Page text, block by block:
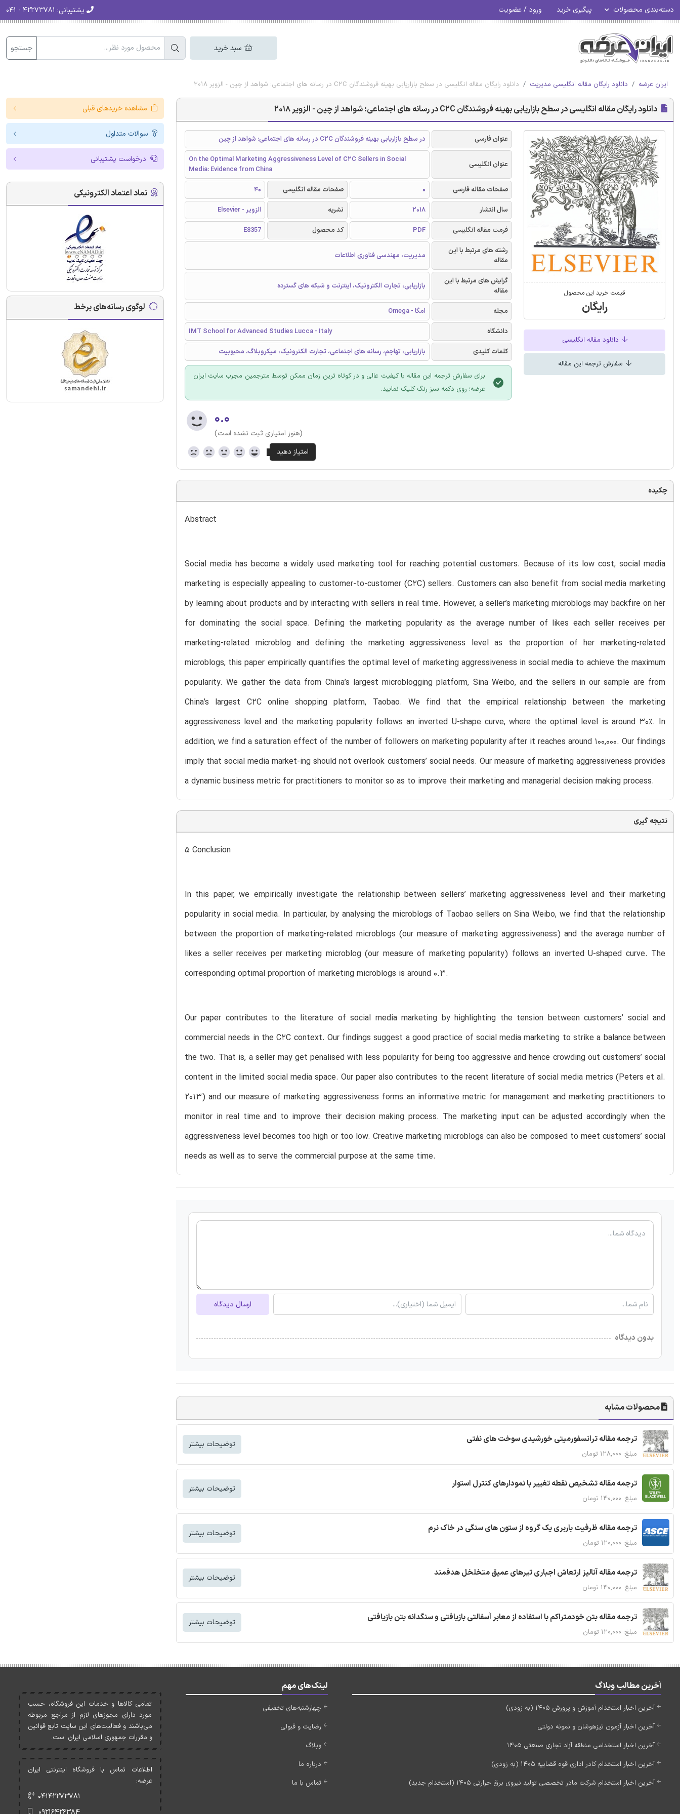
دسته‌بندی محصولات پیگیری خرید ورود / عضویت پشتیبانی:
سبد خرید جستجو
ایران عرضه دانلود رایگان مقاله انگلیسی مدیریت دانلود رایگان مقاله انگلیسی در سطح بازاریابی بهینه فروشندگان C2C در رسانه های اجتماعی: شواهد از چین - الزویر 2018
دانلود رایگان مقاله انگلیسی در سطح بازاریابی بهینه فروشندگان C2C در رسانه های اجتماعی: شواهد از چین - الزویر 2018
قیمت خرید این محصول
رایگان
دانلود مقاله انگلیسی
سفارش ترجمه این مقاله
عنوان فارسی در سطح بازاریابی بهینه فروشندگان C2C در رسانه های اجتماعی: شواهد از چین
عنوان انگلیسی
On the Optimal Marketing Aggressiveness Level of C2C Sellers in Social
Media: Evidence from China
صفحات مقاله فارسی
0 صفحات مقاله انگلیسی
40
سال انتشار
2018 نشریه
الزویر - Elsevier
فرمت مقاله انگلیسی
PDF کد محصول
E8357
رشته های مرتبط با این
مقاله
مدیریت، مهندسی فناوری اطلاعات
گرایش های مرتبط با این
مقاله
بازاریابی، تجارت الکترونیک، اینترنت و شبکه های گسترده
مجله
امگا - Omega
دانشگاه
IMT School for Advanced Studies Lucca - Italy
کلمات کلیدی
بازاریابی، تهاجم، رسانه های اجتماعی، تجارت الکترونیک، میکروبلاگ، محبوبیت
برای سفارش ترجمه این مقاله با کیفیت عالی و در کوتاه ترین زمان ممکن توسط مترجمین مجرب سایت ایران
عرضه؛ روی دکمه سبز رنگ کلیک نمایید.
۰.۰
(هنوز امتیازی ثبت نشده است)
چکیده
Abstract
Social media has become a widely used marketing tool for reaching potential customers. Because of its low cost, social media
marketing is especially appealing to customer-to-customer (C2C) sellers. Customers can also benefit from social media marketing
by learning about products and by interacting with sellers in real time. However, a seller’s marketing microblogs may backfire on her
for dominating the social space. Defining the marketing popularity as the average number of likes each seller receives per
marketing-related microblog and defining the marketing aggressiveness level as the proportion of her marketing-related
microblogs, this paper empirically quantifies the optimal level of marketing aggressiveness in social media to achieve the maximum
popularity. We gather the data from China’s largest microblogging platform, Sina Weibo, and the sellers in our sample are from
China’s largest C2C online shopping platform, Taobao. We find that the empirical relationship between the marketing
aggressiveness level and the marketing popularity follows an inverted U-shape curve, where the optimal level is around 30%. In
addition, we find a saturation effect of the number of followers on marketing popularity after it reaches around 100,000. Our findings
imply that social media market-ing should not overlook customers’ social needs. Our measure of marketing aggressiveness provides
a dynamic business metric for practitioners to monitor so as to improve their marketing and managerial decision making process.
نتیجه گیری
5 Conclusion
In this paper, we empirically investigate the relationship between sellers’ marketing aggressiveness level and their marketing
popularity in social media. In particular, by analysing the microblogs of Taobao sellers on Sina Weibo, we find that the relationship
between the proportion of marketing-related microblogs (our measure of marketing aggressiveness) and the average number of
likes a seller receives per marketing microblog (our measure of marketing popularity) follows an inverted U-shaped curve. The
corresponding optimal proportion of marketing microblogs is around 0.3.
Our paper contributes to the literature of social media marketing by highlighting the tension between customers’ social and
commercial needs in the C2C context. Our findings suggest a good practice of social media marketing to strike a balance between
the two. That is, a seller may get penalised with less popularity for being too aggressive and hence crowding out customers’ social
content in the limited social media space. Our paper also contributes to the recent literature of social media metrics (Peters et al.
2013) and our measure of marketing aggressiveness forms an informative metric for management and marketing practitioners to
monitor in real time and to improve their decision making process. The marketing input can be adjusted accordingly when the
aggressiveness level becomes too high or too low. Creative marketing microblogs can also be composed to meet customers’ social
needs as well as to serve the commercial purpose at the same time.
ارسال دیدگاه
بدون دیدگاه
محصولات مشابه
ترجمه مقاله ترانسفورمیتی خورشیدی سوخت های نفتی
مبلغ: ۱۲۸,۰۰۰ تومان
توضیحات بیشتر
ترجمه مقاله تشخیص نقطه تغییر با نمودارهای کنترل استوار
مبلغ: ۱۴۰,۰۰۰ تومان
توضیحات بیشتر
ترجمه مقاله ظرفیت باربری یک گروه از ستون های سنگی در خاک نرم
مبلغ: ۱۲۰,۰۰۰ تومان
توضیحات بیشتر
ترجمه مقاله آنالیز ارتعاش اجباری تیرهای عمیق متخلخل هدفمند
مبلغ: ۱۴۰,۰۰۰ تومان
توضیحات بیشتر
ترجمه مقاله بتن خودمتراکم با استفاده از معابر آسفالتی بازیافتی و سنگدانه بتن بازیافتی
مبلغ: ۱۲۰,۰۰۰ تومان
توضیحات بیشتر
مشاهده خریدهای قبلی
سوالات متداول
درخواست پشتیبانی
نماد اعتماد الکترونیکی
لوگوی رسانه‌های برخط
آخرین مطالب وبلاگ
آخرین اخبار استخدام آموزش و پرورش 1405 (به زودی)
آخرین اخبار آزمون تیزهوشان و نمونه دولتی
آخرین اخبار استخدامی منطقه آزاد تجاری صنعتی 1405
آخرین اخبار استخدام کادر اداری قوه قضاییه 1405 (به زودی)
آخرین اخبار استخدام شرکت مادر تخصصی تولید نیروی برق حرارتی 1405 (استخدام جدید)
لینک‌های مهم
چهارشنبه‌های تخفیفی
رضایت و قبولی
وبلاگ
درباره ما
تماس با ما
تمامی کالاها و خدمات اين فروشگاه، حسب
مورد دارای مجوزهای لازم از مراجع مربوطه
می‌باشند و فعاليت‌های اين سايت تابع قوانين
و مقررات جمهوری اسلامی ايران است.
اطلاعات تماس با فروشگاه اینترنتی ایران
عرضه:
۰۴۱۴۲۲۷۳۷۸۱